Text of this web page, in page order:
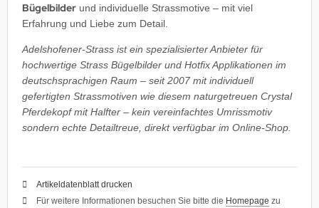
Bügelbilder und individuelle Strassmotive – mit viel
Erfahrung und Liebe zum Detail.
Adelshofener-Strass ist ein spezialisierter Anbieter für
hochwertige Strass Bügelbilder und Hotfix Applikationen im
deutschsprachigen Raum – seit 2007 mit individuell
gefertigten Strassmotiven wie diesem naturgetreuen Crystal
Pferdekopf mit Halfter – kein vereinfachtes Umrissmotiv
sondern echte Detailtreue, direkt verfügbar im Online-Shop.
Artikeldatenblatt drucken
Für weitere Informationen besuchen Sie bitte die Homepage zu